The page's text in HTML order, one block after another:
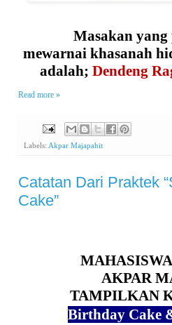
Masakan
mewarnai khasanah
adalah; Dendeng
Read more »
Labels: Akpar Majapahit
Catatan Dari Praktek
Cake”
AKPAR
TAMPILKAN
Birthday Cake